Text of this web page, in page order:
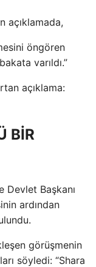
açıklamada,
öngören
varıldı.”
BİR
Devlet Başkanı
ardından
görüşmenin
söyledi: “Shara